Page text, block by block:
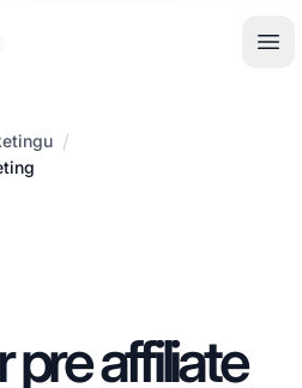
/
pre affiliate